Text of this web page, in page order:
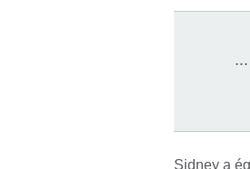
Sidney a